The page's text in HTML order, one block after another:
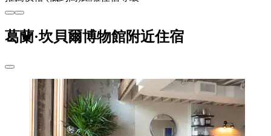
葛蘭·坎貝爾博物館附近住宿